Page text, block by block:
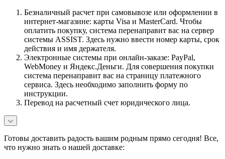
Безналичный расчет при самовывозе или оформлении в
интернет-магазине: карты Visa и MasterCard. Чтобы
оплатить покупку, система перенаправит вас на сервер
системы ASSIST. Здесь нужно ввести номер карты, срок
действия и имя держателя.
Электронные системы при онлайн-заказе: PayPal,
WebMoney и Яндекс.Деньги. Для совершения покупки
система перенаправит вас на страницу платежного
сервиса. Здесь необходимо заполнить форму по
инструкции.
Перевод на расчетный счет юридического лица.
Готовы доставить радость вашим родным прямо сегодня! Все,
что нужно знать о нашей доставке: